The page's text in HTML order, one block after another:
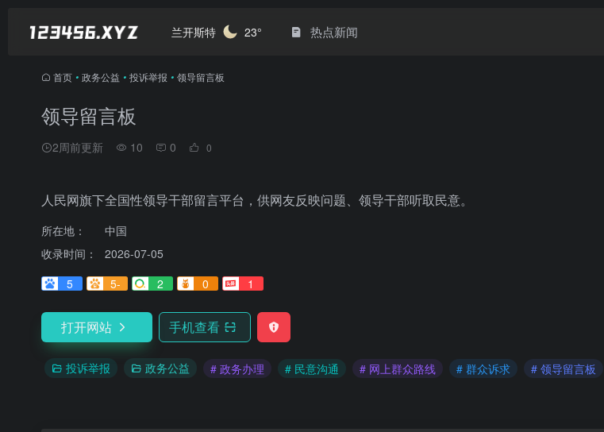
兰开斯特 23° 热点新闻
首页 • 政务公益 • 投诉举报 • 领导留言板
领导留言板
2周前更新 10 0 0
人民网旗下全国性领导干部留言平台，供网友反映问题、领导干部听取民意。
所在地：
中国
收录时间：
2026-07-05
5
5- 2 0 1
打开网站 手机查看
投诉举报 政务公益 # 政务办理 # 民意沟通 # 网上群众路线 # 群众诉求 # 领导留言板